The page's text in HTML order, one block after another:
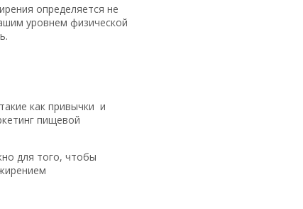
определяется не
уровнем физической
как привычки и
пищевой
для того, чтобы